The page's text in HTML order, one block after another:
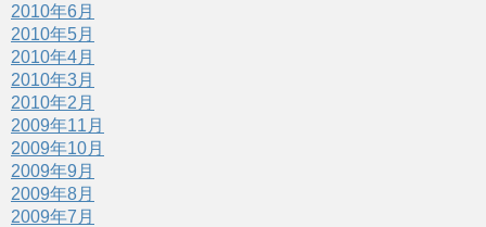
2010年6月
2010年5月
2010年4月
2010年3月
2010年2月
2009年11月
2009年10月
2009年9月
2009年8月
2009年7月